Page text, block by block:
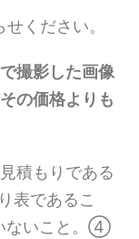
ください。
撮影した画像
の価格よりも
積もりである
表であるこ
ないこと。④